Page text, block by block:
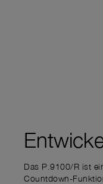
Das P.9100/R ist
Countdown-